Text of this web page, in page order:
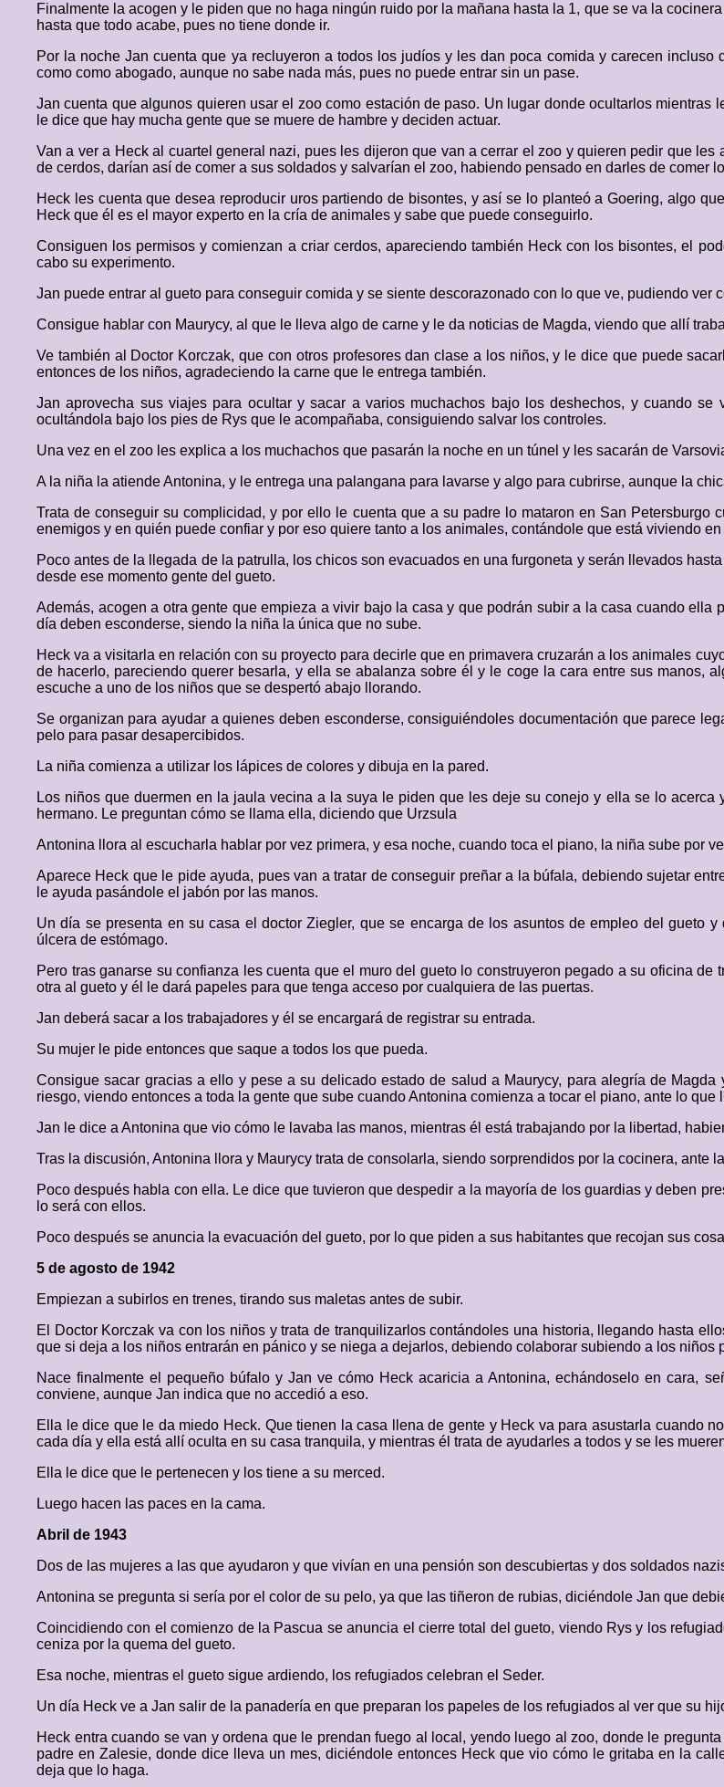
Finalmente la acogen y le piden que no haga ningún ruido por la mañana hasta la 1, que se va la
hasta que todo acabe, pues no tiene donde ir.
Por la noche Jan cuenta que ya recluyeron a todos los judíos y les dan poca comida y carecen
como como abogado, aunque no sabe nada más, pues no puede entrar sin un pase.
Jan cuenta que algunos quieren usar el zoo como estación de paso. Un lugar donde ocultarlos
le dice que hay mucha gente que se muere de hambre y deciden actuar.
Van a ver a Heck al cuartel general nazi, pues les dijeron que van a cerrar el zoo y quieren pedir que
de cerdos, darían así de comer a sus soldados y salvarían el zoo, habiendo pensado en darles de comer
Heck les cuenta que desea reproducir uros partiendo de bisontes, y así se lo planteó a Goering, algo
Heck que él es el mayor experto en la cría de animales y sabe que puede conseguirlo.
Consiguen los permisos y comienzan a criar cerdos, apareciendo también Heck con los bisontes, el
cabo su experimento.
Jan puede entrar al gueto para conseguir comida y se siente descorazonado con lo que ve, pudiendo ver
Consigue hablar con Maurycy, al que le lleva algo de carne y le da noticias de Magda, viendo que allí
Ve también al Doctor Korczak, que con otros profesores dan clase a los niños, y le dice que puede
entonces de los niños, agradeciendo la carne que le entrega también.
Jan aprovecha sus viajes para ocultar y sacar a varios muchachos bajo los deshechos, y cuando
ocultándola bajo los pies de Rys que le acompañaba, consiguiendo salvar los controles.
Una vez en el zoo les explica a los muchachos que pasarán la noche en un túnel y les sacarán de
A la niña la atiende Antonina, y le entrega una palangana para lavarse y algo para cubrirse, aunque la
Trata de conseguir su complicidad, y por ello le cuenta que a su padre lo mataron en San
enemigos y en quién puede confiar y por eso quiere tanto a los animales, contándole que está viviendo
Poco antes de la llegada de la patrulla, los chicos son evacuados en una furgoneta y serán llevados
desde ese momento gente del gueto.
Además, acogen a otra gente que empieza a vivir bajo la casa y que podrán subir a la casa cuando
día deben esconderse, siendo la niña la única que no sube.
Heck va a visitarla en relación con su proyecto para decirle que en primavera cruzarán a los animales
de hacerlo, pareciendo querer besarla, y ella se abalanza sobre él y le coge la cara entre sus manos,
escuche a uno de los niños que se despertó abajo llorando.
Se organizan para ayudar a quienes deben esconderse, consiguiéndoles documentación que parece
pelo para pasar desapercibidos.
La niña comienza a utilizar los lápices de colores y dibuja en la pared.
Los niños que duermen en la jaula vecina a la suya le piden que les deje su conejo y ella se lo
hermano. Le preguntan cómo se llama ella, diciendo que Urzsula
Antonina llora al escucharla hablar por vez primera, y esa noche, cuando toca el piano, la niña sube por
Aparece Heck que le pide ayuda, pues van a tratar de conseguir preñar a la búfala, debiendo sujetar
le ayuda pasándole el jabón por las manos.
Un día se presenta en su casa el doctor Ziegler, que se encarga de los asuntos de empleo del gueto
úlcera de estómago.
Pero tras ganarse su confianza les cuenta que el muro del gueto lo construyeron pegado a su oficina
otra al gueto y él le dará papeles para que tenga acceso por cualquiera de las puertas.
Jan deberá sacar a los trabajadores y él se encargará de registrar su entrada.
Su mujer le pide entonces que saque a todos los que pueda.
Consigue sacar gracias a ello y pese a su delicado estado de salud a Maurycy, para alegría de
riesgo, viendo entonces a toda la gente que sube cuando Antonina comienza a tocar el piano, ante lo que
Jan le dice a Antonina que vio cómo le lavaba las manos, mientras él está trabajando por la libertad,
Tras la discusión, Antonina llora y Maurycy trata de consolarla, siendo sorprendidos por la cocinera, ante
Poco después habla con ella. Le dice que tuvieron que despedir a la mayoría de los guardias y deben
lo será con ellos.
Poco después se anuncia la evacuación del gueto, por lo que piden a sus habitantes que recojan sus
5 de agosto de 1942
Empiezan a subirlos en trenes, tirando sus maletas antes de subir.
El Doctor Korczak va con los niños y trata de tranquilizarlos contándoles una historia, llegando hasta
que si deja a los niños entrarán en pánico y se niega a dejarlos, debiendo colaborar subiendo a los niños
Nace finalmente el pequeño búfalo y Jan ve cómo Heck acaricia a Antonina, echándoselo en cara,
conviene, aunque Jan indica que no accedió a eso.
Ella le dice que le da miedo Heck. Que tienen la casa llena de gente y Heck va para asustarla cuando
cada día y ella está allí oculta en su casa tranquila, y mientras él trata de ayudarles a todos y se les
Ella le dice que le pertenecen y los tiene a su merced.
Luego hacen las paces en la cama.
Abril de 1943
Dos de las mujeres a las que ayudaron y que vivían en una pensión son descubiertas y dos soldados
Antonina se pregunta si sería por el color de su pelo, ya que las tiñeron de rubias, diciéndole Jan que
Coincidiendo con el comienzo de la Pascua se anuncia el cierre total del gueto, viendo Rys y los
ceniza por la quema del gueto.
Esa noche, mientras el gueto sigue ardiendo, los refugiados celebran el Seder.
Un día Heck ve a Jan salir de la panadería en que preparan los papeles de los refugiados al ver que su
Heck entra cuando se van y ordena que le prendan fuego al local, yendo luego al zoo, donde le
padre en Zalesie, donde dice lleva un mes, diciéndole entonces Heck que vio cómo le gritaba en la
deja que lo haga.